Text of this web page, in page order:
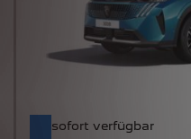
sofort verfügbar